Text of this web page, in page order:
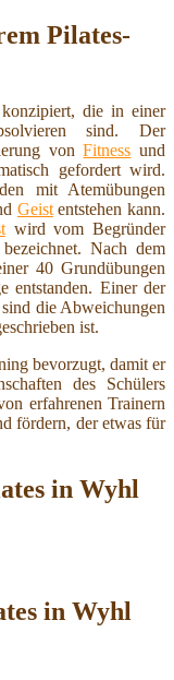
Pilates-
die in einer
sind. Der
vonFitness und
gefordert wird.
mit Atemübungen
Geistentstehen kann.
wird vom Begründer
Nach dem
40 Grundübungen
entstanden. Einer der
die Abweichungen
ist.
bevorzugt, damit er
des Schülers
erfahrenen Trainern
fördern, der etwas für
in Wyhl
in Wyhl